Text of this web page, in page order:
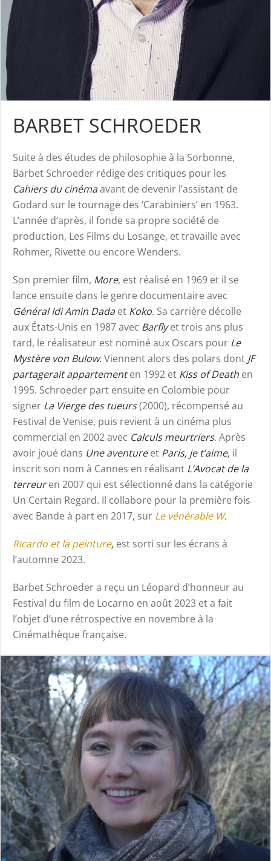
BARBET SCHROEDER
Suite à des études de philosophie à la Sorbonne,
Barbet Schroeder rédige des critiques pour les
Cahiers du cinémaavant de devenir l’assistant de
Godard sur le tournage des ‘Carabiniers’ en 1963.
L’année d’après, il fonde sa propre société de
production, Les Films du Losange, et travaille avec
Rohmer, Rivette ou encore Wenders.
Son premier film, More, est réalisé en 1969 et il se
lance ensuite dans le genre documentaire avec
Général Idi Amin Dadaet Koko. Sa carrière décolle
aux États-Unis en 1987 avec Barflyet trois ans plus
tard, le réalisateur est nominé aux Oscars pour Le
Mystère von Bulow.Viennent alors des polars dont JF
partagerait appartementen 1992 et Kiss of Death en
1995. Schroeder part ensuite en Colombie pour
signer La Vierge des tueurs(2000), récompensé au
Festival de Venise, puis revient à un cinéma plus
commercial en 2002 avec Calculs meurtriers. Après
avoir joué dans Une aventureet Paris, je t’aime, il
inscrit son nom à Cannes en réalisant L’Avocat de la
terreuren 2007 qui est sélectionné dans la catégorie
Un Certain Regard. Il collabore pour la première fois
avec Bande à part en 2017, sur Le vénérable W.
Ricardo et la peinture, est sorti sur les écrans à
l’automne 2023.
Barbet Schroeder a reçu un Léopard d’honneur au
Festival du film de Locarno en août 2023 et a fait
l’objet d’une rétrospective en novembre à la
Cinémathèque française.